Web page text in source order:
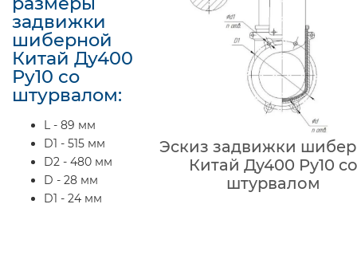
задвижки
шиберной
Китай Ду400
Ру10 со
штурвалом:
L - 89 мм
D1 - 515 мм
D2 - 480 мм
D - 28 мм
D1 - 24 мм
Эскиз задвижки
Китай Ду400 Ру10 со
штурвалом